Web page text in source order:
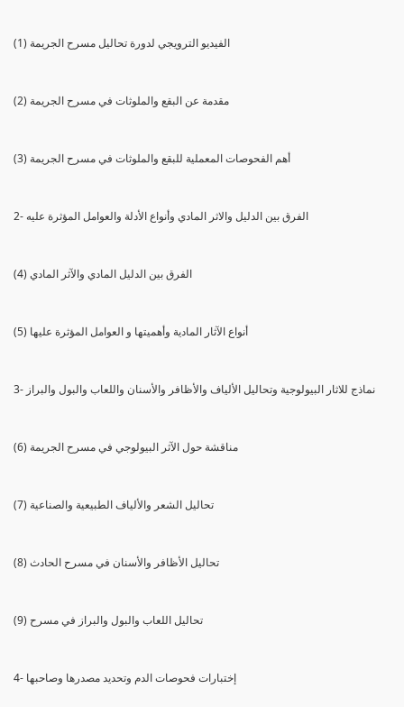
(1) الفيديو الترويجي لدورة تحاليل مسرح الجريمة
(2) مقدمة عن البقع والملوثات في مسرح الجريمة
(3) أهم الفحوصات المعملية للبقع والملوثات في مسرح الجريمة
2- الفرق بين الدليل والاثر المادي وأنواع الأدلة والعوامل المؤثرة عليه
(4) الفرق بين الدليل المادي والآثر المادي
(5) أنواع الآثار المادية وأهميتها و العوامل المؤثرة عليها
3- نماذج للاثار البيولوجية وتحاليل الألياف والأظافر والأسنان واللعاب والبول والبراز
(6) مناقشة حول الآثر البيولوجي في مسرح الجريمة
(7) تحاليل الشعر والألياف الطبيعية والصناعية
(8) تحاليل الأظافر والأسنان في مسرح الحادث
(9) تحاليل اللعاب والبول والبراز في مسرح
4- إختبارات فحوصات الدم وتحديد مصدرها وصاحبها